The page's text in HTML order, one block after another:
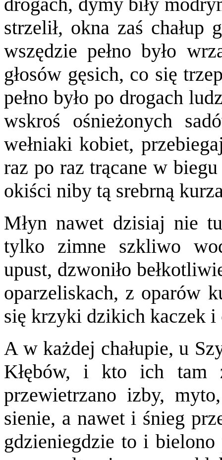
strzelił, okna zaś chałup
wszędzie pełno było
głosów gęsich, co się
pełno było po drogach
wskroś ośnieżonych
wełniaki kobiet,
raz po raz trącane w
okiści niby tą srebrną
Młyn nawet dzisiaj nie
tylko zimne szkliwo
upust, dzwoniło
oparzeliskach, z oparów
się krzyki dzikich kaczek i
A w każdej chałupie, u
Kłębów, i kto ich tam
przewietrzano izby,
sienie, a nawet i śnieg
gdzieniegdzie to i bielono